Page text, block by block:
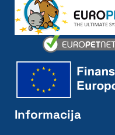
Informacija